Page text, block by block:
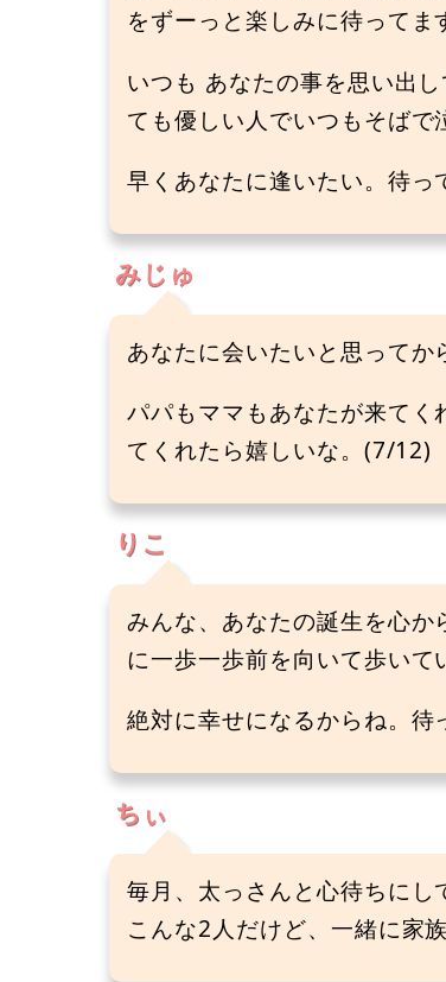
をずーっと楽しみに待ってま
いつも あなたの事を思い出
ても優しい人でいつもそばで
早くあなたに逢いたい。待
みじゅ
あなたに会いたいと思ってか
パパもママもあなたが来て
てくれたら嬉しいな。(7/12)
りこ
みんな、あなたの誕生を心
に一歩一歩前を向いて歩いて
絶対に幸せになるからね。
ちぃ
毎月、太っさんと心待ちにし
こんな2人だけど、一緒に家